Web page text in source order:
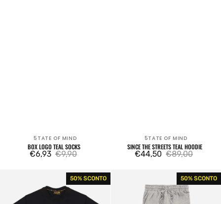
Venditore:
5TATE OF MIND
BOX LOGO TEAL SOCKS
Prezzo
vendita
€6,93
Prezzo
regolare
€9,90
Venditore:
5TATE OF MIND
SINCE THE STREETS TEAL HOODIE
Prezzo
vendita
€44,50
Prezzo
regolare
€89,00
50% SCONTO Retrofuture
Basic
Hooligan
50% SCONTO